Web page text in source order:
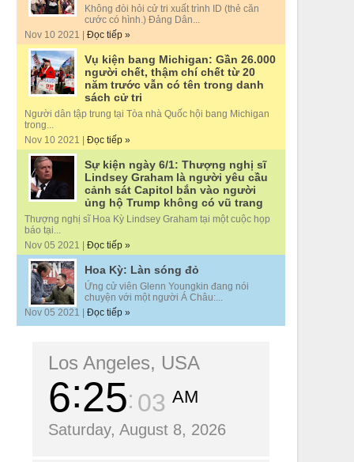
Không đòi hỏi cử tri xuất trình ID (thẻ căn
cước có hình.) Đảng Dân...
Nov 10 2021 | Đọc tiếp »
Vụ kiện bang Michigan: Gần 26.000
người chết, thậm chí chết từ 20
năm trước vẫn có tên trong danh
sách cử tri
Người dân tập trung tại Tòa nhà Quốc hội bang Michigan
trong...
Nov 10 2021 | Đọc tiếp »
Sự kiện ngày 6/1: Thượng nghị sĩ
Lindsey Graham là người yêu cầu
cảnh sát Capitol bắn vào người
ủng hộ Trump không có vũ trang
Thượng nghị sĩ Hoa Kỳ Lindsey Graham tại một cuộc họp
báo tại...
Nov 05 2021 | Đọc tiếp »
Hoa Kỳ: Làn sóng đỏ
Ứng cử viên Glenn Youngkin đang nói
chuyện với một người Á Châu:...
Nov 05 2021 | Đọc tiếp »
Los Angeles, USA
6 25 04 AM
Saturday, August 8, 2026